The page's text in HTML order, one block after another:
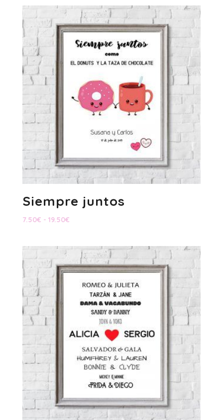
desde
8.50€
21.50€
Siempre juntos
7.50€ - 19.50€Rango
desde
7.50€
19.50€